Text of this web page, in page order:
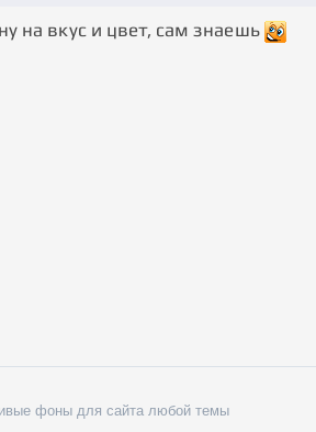
на вкус и цвет, сам знаешь
фоны для сайта любой темы